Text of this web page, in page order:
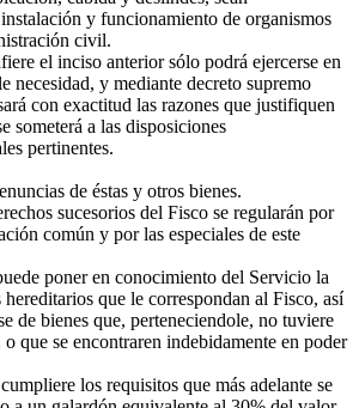
y funcionamiento de organismos
civil.
el inciso anterior sólo podrá ejercerse en
necesidad, y mediante decreto supremo
con exactitud las razones que justifiquen
someterá a las disposiciones
pertinentes.
de éstas y otros bienes.
sucesorios del Fisco se regularán por
común y por las especiales de este
poner en conocimiento del Servicio la
hereditarios que le correspondan al Fisco, así
de bienes que, perteneciendole, no tuviere
que se encontraren indebidamente en poder
los requisitos que más adelante se